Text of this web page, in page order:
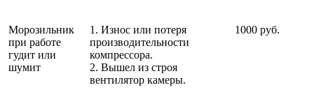
Морозильник
при работе
гудит или
шумит
1. Износ или потеря
производительности
компрессора.
2. Вышел из строя
вентилятор камеры.
1000 руб.